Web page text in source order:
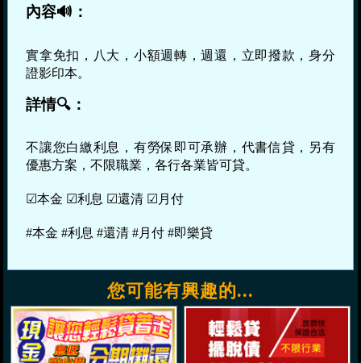
內容🔊：
實拿免扣，八大，小額週轉，週還，立即撥款，身分
證影印本。
詳情🔍：
不讓您白繳利息，有勞保即可承辦，代書信貸，另有
優惠方案，不限職業，各行各業皆可貸。
☑本金 ☑利息 ☑還清 ☑月付
#本金 #利息 #還清 #月付 #即樂貸
您可能有興趣的...